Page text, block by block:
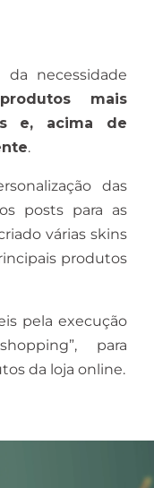
necessidade
produtos mais
e, acima de
.
das
posts para as
várias skins
produtos
pela execução
para
da loja online.